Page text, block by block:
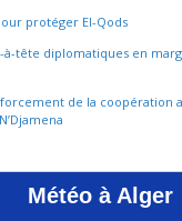
protéger El-Qods
tête diplomatiques en
de la coopération
Météo à Alger